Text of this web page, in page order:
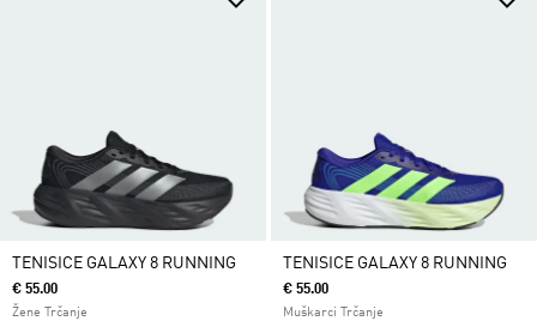
TENISICE GALAXY 8 RUNNING
€ 55.00
Žene Trčanje
TENISICE GALAXY 8 RUNNING
€ 55.00
Muškarci Trčanje